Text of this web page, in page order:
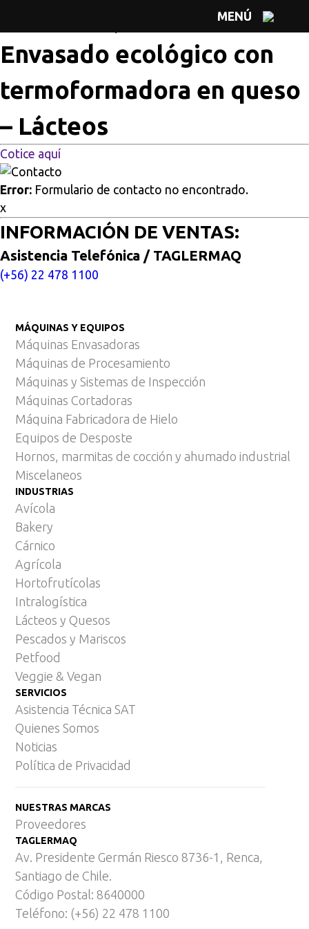
MENÚ
Envasado ecológico con
Envasado ecológico con
termoformadora en queso
– Lácteos
Cotice aquí
Error: Formulario de contacto no encontrado.
x
INFORMACIÓN DE VENTAS:
Asistencia Telefónica / TAGLERMAQ
(+56) 22 478 1100
MÁQUINAS Y EQUIPOS
Máquinas Envasadoras
Máquinas de Procesamiento
Máquinas y Sistemas de Inspección
Máquinas Cortadoras
Máquina Fabricadora de Hielo
Equipos de Desposte
Hornos, marmitas de cocción y ahumado industrial
Miscelaneos
INDUSTRIAS
Avícola
Bakery
Cárnico
Agrícola
Hortofrutícolas
Intralogística
Lácteos y Quesos
Pescados y Mariscos
Petfood
Veggie & Vegan
SERVICIOS
Asistencia Técnica SAT
Quienes Somos
Noticias
Política de Privacidad
NUESTRAS MARCAS
Proveedores
TAGLERMAQ
Av. Presidente Germán Riesco 8736-1, Renca,
Santiago de Chile.
Código Postal: 8640000
Teléfono: (+56) 22 478 1100